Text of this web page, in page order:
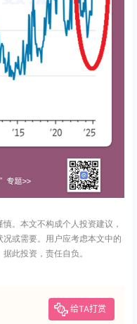
。本文不构成个人投资建议，
或需要。用户应考虑本文中的
此投资，责任自负。
给TA打赏